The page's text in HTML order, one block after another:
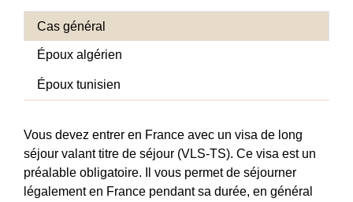
Cas général
Époux algérien
Époux tunisien
Vous devez entrer en France avec un visa de long
séjour valant titre de séjour (VLS-TS). Ce visa est un
préalable obligatoire. Il vous permet de séjourner
légalement en France pendant sa durée, en général